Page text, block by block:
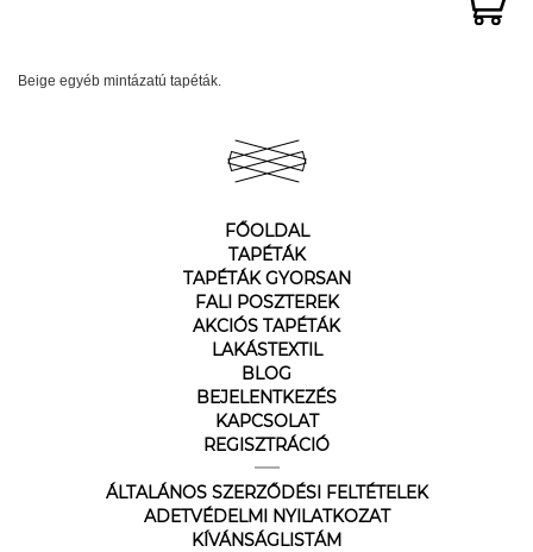
Beige egyéb mintázatú tapéták.
FŐOLDAL
TAPÉTÁK
TAPÉTÁK GYORSAN
FALI POSZTEREK
AKCIÓS TAPÉTÁK
LAKÁSTEXTIL
BLOG
BEJELENTKEZÉS
KAPCSOLAT
REGISZTRÁCIÓ
ÁLTALÁNOS SZERZŐDÉSI FELTÉTELEK
ADETVÉDELMI NYILATKOZAT
KÍVÁNSÁGLISTÁM